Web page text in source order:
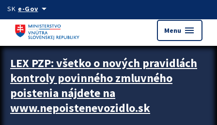
Preskocit na hlavný obsah
SK e-Govarrow_drop_down
Menu menu
Zastavit automatický posun upútavok
LEX PZP: všetko o nových pravidlách
kontroly povinného zmluvného
poistenia nájdete na
www.nepoistenevozidlo.sk